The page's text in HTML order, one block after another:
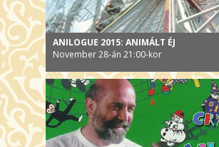
ANILOGUE 2015: ANIMÁLT ÉJ
November 28-án 21:00-kor